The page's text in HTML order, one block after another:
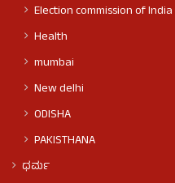
Election commission of India
Health
mumbai
New delhi
ODISHA
PAKISTHANA
ಧರ್ಮ